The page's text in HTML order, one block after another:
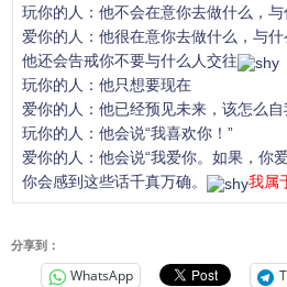
玩你的人：他不会在意你去做什么，与
爱你的人：他很在意你去做什么，与什
他还会告戒你不要与什么人交往
玩你的人：他只想要现在
爱你的人：他已经预见未来，该怎么自
玩你的人：他会说“我喜欢你！”
爱你的人：他会说“我爱你。如果，你
你会感到这些话千真万确。
我属
分享到：
WhatsApp